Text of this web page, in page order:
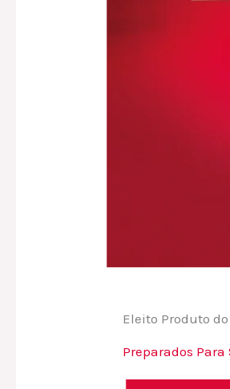
Eleito Produto
Preparados Para